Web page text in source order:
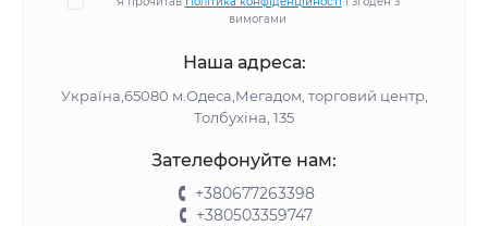
вимогами
Наша адреса:
Україна,65080 м.Одеса,Мегадом, торговий центр,
Толбухіна, 135
Зателефонуйте нам:
+380677263398
+380503359747